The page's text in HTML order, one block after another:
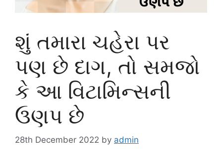
શું તમારા ચહેરા પર
પણ છે દાગ, તો સમજો
કે આ વિટામિન્સની
ઉણપ છે
28th December 2022 by admin